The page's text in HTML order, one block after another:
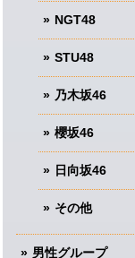
NGT48
STU48
乃木坂46
櫻坂46
日向坂46
その他
男性グループ